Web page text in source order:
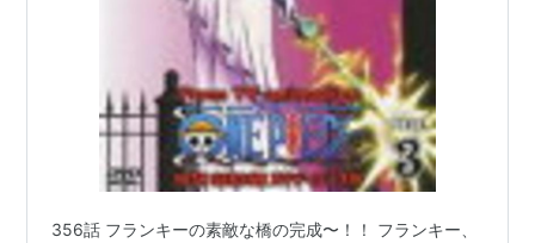
356話 フランキーの素敵な橋の完成〜！！ フランキー、